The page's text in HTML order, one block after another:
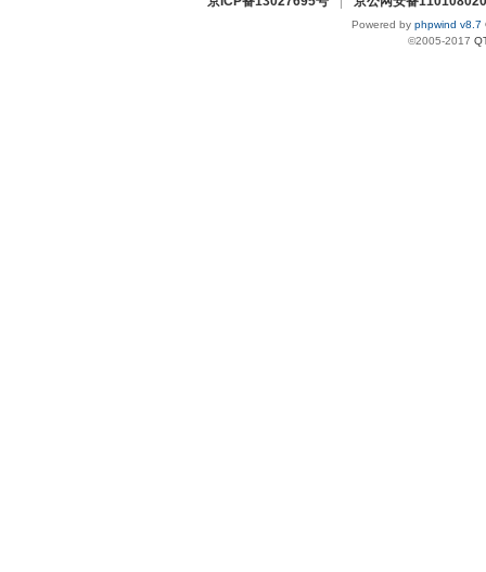
Powered by phpwind v8.7
©2005-2017